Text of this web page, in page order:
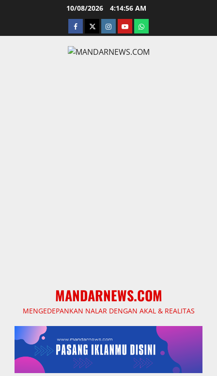
10/08/2026 4:14:57 AM
facebooktwitterinstagram.com
youtubewhatsapp
MANDARNEWS.COM
MENGEDEPANKAN NALAR DENGAN AKAL & REALITAS